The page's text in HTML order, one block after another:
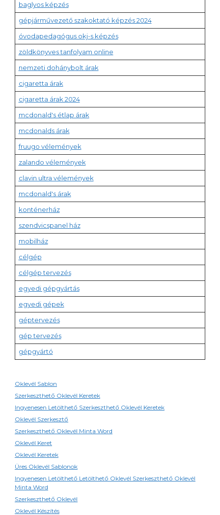
baglyos képzés
gépjárművezető szakoktató képzés 2024
óvodapedagógus okj-s képzés
zöldkönyves tanfolyam online
nemzeti dohánybolt árak
cigaretta árak
cigaretta árak 2024
mcdonald's étlap árak
mcdonalds árak
fruugo vélemények
zalando vélemények
clavin ultra vélemények
mcdonald's árak
konténerház
szendvicspanel ház
mobilház
célgép
célgép tervezés
egyedi gépgyártás
egyedi gépek
géptervezés
gép tervezés
gépgyártó
Oklevél Sablon
Szerkeszthető Oklevél Keretek
Ingyenesen Letölthető Szerkeszthető Oklevél Keretek
Oklevél Szerkesztő
Szerkeszthető Oklevél Minta Word
Oklevél Keret
Oklevél Keretek
Üres Oklevél Sablonok
Ingyenesen Letölthető Letölthető Oklevél Szerkeszthető Oklevél
Minta Word
Szerkeszthető Oklevél
Oklevél Készítés